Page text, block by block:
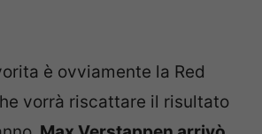
è ovviamente la Red
vorrà riscattare il risultato